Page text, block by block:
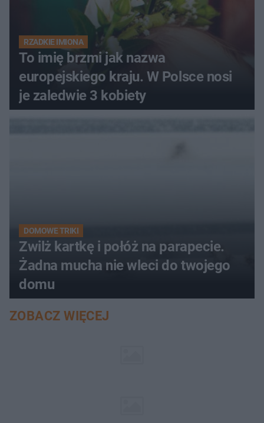
RZADKIE IMIONA
To imię brzmi jak nazwa
europejskiego kraju. W Polsce nosi
je zaledwie 3 kobiety
DOMOWE TRIKI
Zwilż kartkę i połóż na parapecie.
Żadna mucha nie wleci do twojego
domu
ZOBACZ WIĘCEJ